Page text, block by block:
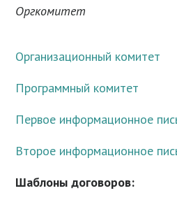
Оргкомитет
Организационный комитет
Программный комитет
Первое информационное
Второе информационное
Шаблоны договоров: